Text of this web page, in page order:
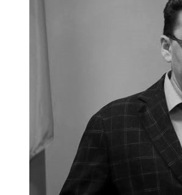
Нурлат
104,7 FM
Олы Әтнә
71,42 FM